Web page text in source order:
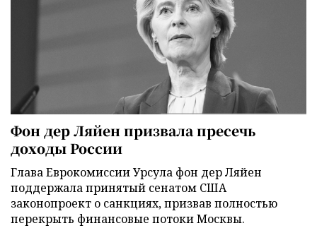
Фон дер Ляйен призвала пресечь
доходы России
Глава Еврокомиссии Урсула фон дер Ляйен
поддержала принятый сенатом США
законопроект о санкциях, призвав полностью
перекрыть финансовые потоки Москвы.